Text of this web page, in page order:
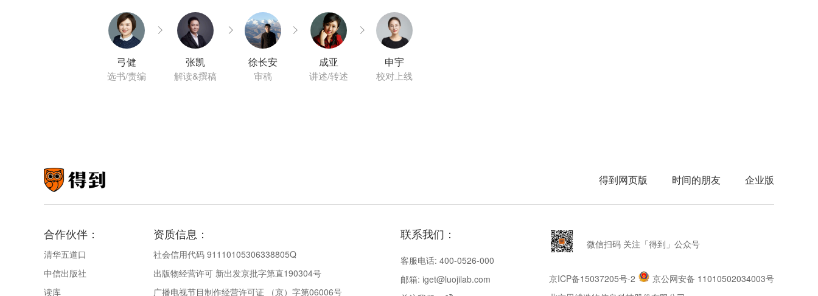
弓健
选书/责编
张凯
解读&撰稿
徐长安
审稿
成亚
讲述/转述
申宇
校对上线
得到网页版 时间的朋友 企业版
合作伙伴：
清华五道口
中信出版社
读库
资质信息：
社会信用代码 91110105306338805Q
出版物经营许可 新出发京批字第直190304号
广播电视节目制作经营许可证 （京）字第06006号
联系我们：
客服电话: 400-0526-000
邮箱: iget@luojilab.com
微信扫码 关注「得到」公众号
京ICP备15037205号-2
京公网安备 11010502034003号